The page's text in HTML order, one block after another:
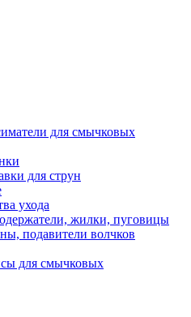
для смычковых
для струн
ухода
жилки, пуговицы
подавители волчков
для смычковых